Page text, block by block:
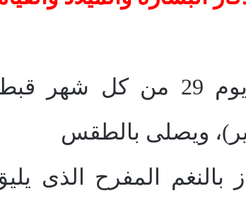
يحتفل به فى كل يوم 29 من كل
ويصلى بالطقس
بالنغم المفرح الذى